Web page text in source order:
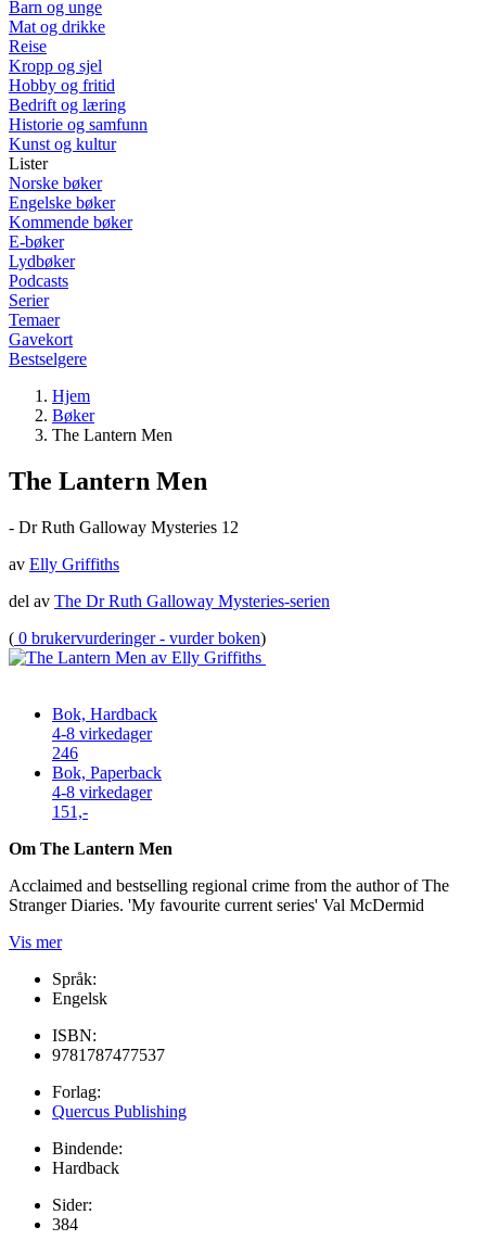
Barn og unge
Mat og drikke
Reise
Kropp og sjel
Hobby og fritid
Bedrift og læring
Historie og samfunn
Kunst og kultur
Lister
Norske bøker
Engelske bøker
Kommende bøker
E-bøker
Lydbøker
Podcasts
Serier
Temaer
Gavekort
Bestselgere
Hjem
Bøker
The Lantern Men
The Lantern Men
- Dr Ruth Galloway Mysteries 12
av Elly Griffiths
del av The Dr Ruth Galloway Mysteries-serien
( 0 brukervurderinger - vurder boken)
Bok, Hardback
4-8 virkedager
246
Bok, Paperback
4-8 virkedager
151,-
Om The Lantern Men
Acclaimed and bestselling regional crime from the author of The
Stranger Diaries. 'My favourite current series' Val McDermid
Vis mer
Språk:
Engelsk
ISBN:
9781787477537
Forlag:
Quercus Publishing
Bindende:
Hardback
Sider:
384